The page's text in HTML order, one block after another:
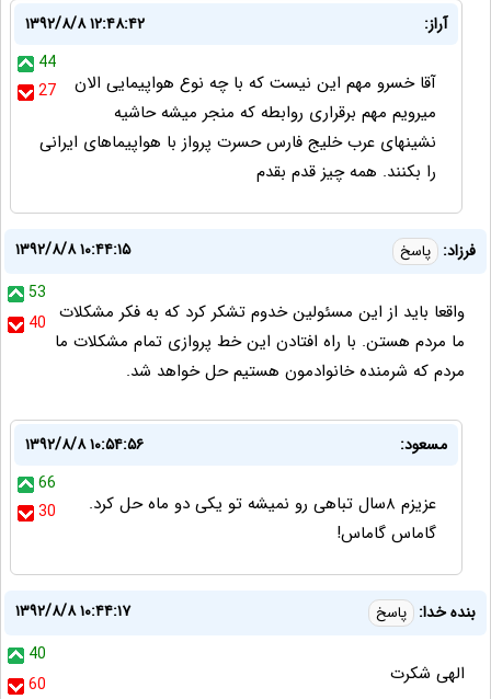
آراز:
۱۳۹۲/۸/۸ ۱۲:۴۸:۴۲
44
27
آقا خسرو مهم این نیست که با چه نوع هواپیمایی الان
میرویم مهم برقراری روابطه که منجر میشه حاشیه
نشینهای عرب خلیج فارس حسرت پرواز با هواپیماهای ایرانی
را بکنند. همه چیز قدم بقدم
فرزاد: پاسخ
۱۳۹۲/۸/۸ ۱۰:۴۴:۱۵
53
40 واقعا باید از این مسئولین خدوم تشکر کرد که به فکر مشکلات
ما مردم هستن. با راه افتادن این خط پروازی تمام مشکلات ما
مردم که شرمنده خانوادمون هستیم حل خواهد شد.
مسعود:
۱۳۹۲/۸/۸ ۱۰:۵۴:۵۶
66
30
عزیزم ۸سال تباهی رو نمیشه تو یکی دو ماه حل کرد.
گاماس گاماس!
بنده خدا: پاسخ
۱۳۹۲/۸/۸ ۱۰:۴۴:۱۷
40
60
الهی شکرت